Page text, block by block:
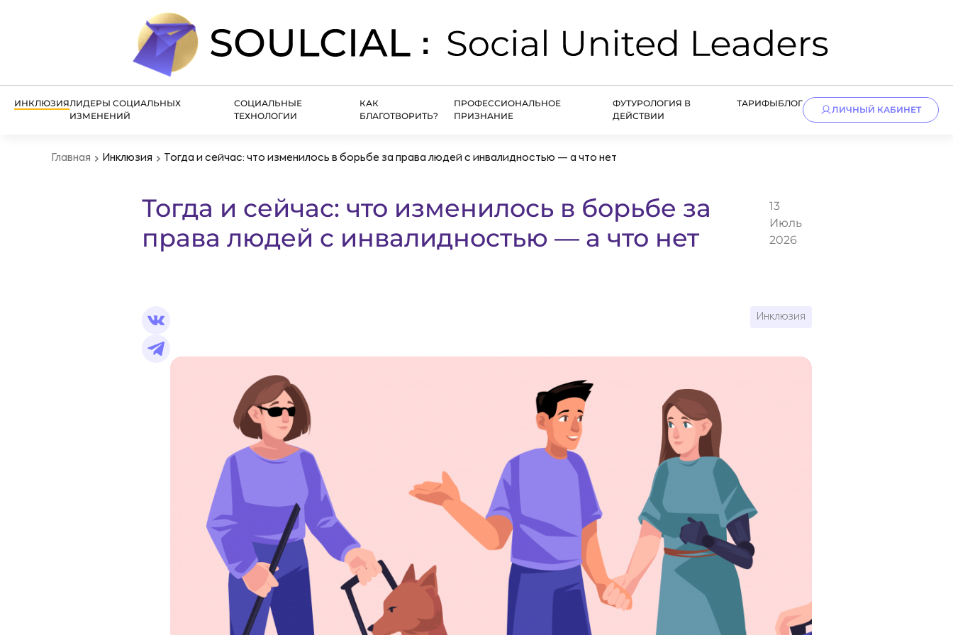
ИНКЛЮЗИЯЛИДЕРЫ СОЦИАЛЬНЫХ
ИЗМЕНЕНИЙ
СОЦИАЛЬНЫЕ
ТЕХНОЛОГИИ
КАК
БЛАГОТВОРИТЬ?
ПРОФЕССИОНАЛЬНОЕ
ПРИЗНАНИЕ
ФУТУРОЛОГИЯ В
ДЕЙСТВИИ
ТАРИФЫБЛОГ
ЛИЧНЫЙ КАБИНЕТ
Главная Инклюзия Тогда и сейчас: что изменилось в борьбе за права людей с инвалидностью — а что нет
Тогда и сейчас: что изменилось в борьбе за
права людей с инвалидностью — а что нет
13
Июль
2026
Инклюзия